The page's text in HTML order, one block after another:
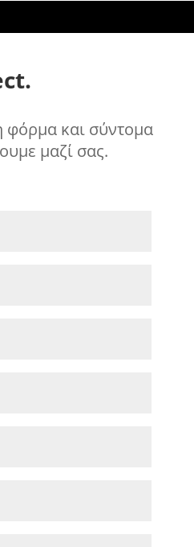
φόρμα και σύντομα
μαζί σας.